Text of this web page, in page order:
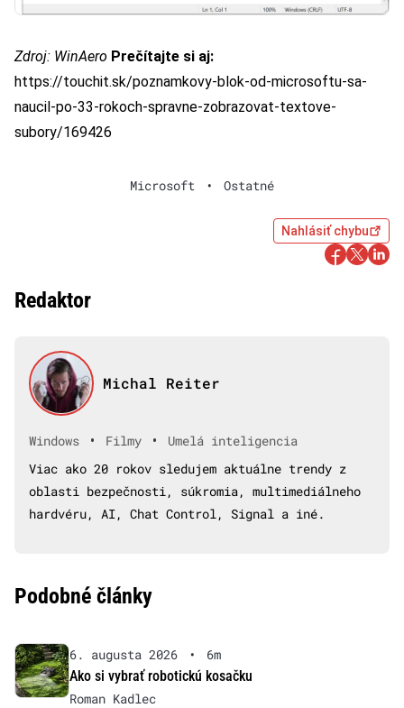
Zdroj: WinAero Prečítajte si aj:
https://touchit.sk/poznamkovy-blok-od-microsoftu-sa-
naucil-po-33-rokoch-spravne-zobrazovat-textove-
subory/169426
Microsoft • Ostatné
Nahlásiť chybu
Redaktor
Michal Reiter
Windows • Filmy •
Umelá inteligencia
Viac ako 20 rokov sledujem aktuálne trendy z
oblasti bezpečnosti, súkromia, multimediálneho
hardvéru, AI, Chat Control, Signal a iné.
Podobné články
6. augusta 2026 •
6m
Ako si vybrať robotickú kosačku
Roman Kadlec